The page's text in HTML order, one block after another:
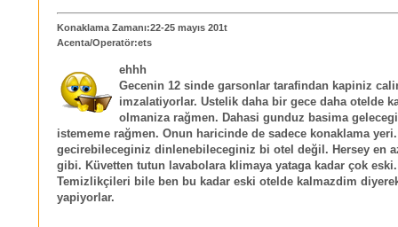
Konaklama Zamanı:22-25 mayıs 201t
Acenta/Operatör:ets
ehhh
Gecenin 12 sinde garsonlar tarafindan kapiniz
imzalatiyorlar. Ustelik daha bir gece daha otelde
olmaniza rağmen. Dahasi gunduz basima
istememe rağmen. Onun haricinde de sadece konaklama
gecirebileceginiz dinlenebileceginiz bi otel değil. Hersey en
gibi. Küvetten tutun lavabolara klimaya yataga kadar çok eski.
Temizlikçileri bile ben bu kadar eski otelde kalmazdim
yapiyorlar.